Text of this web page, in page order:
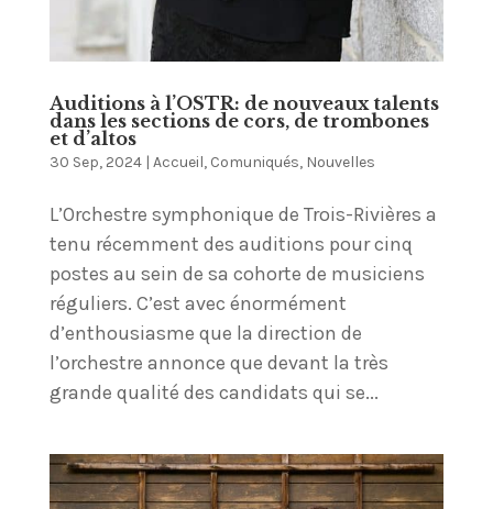
Auditions à l’OSTR: de nouveaux talents
dans les sections de cors, de trombones
et d’altos
30 Sep, 2024| Accueil, Comuniqués, Nouvelles
L’Orchestre symphonique de Trois-Rivières a
tenu récemment des auditions pour cinq
postes au sein de sa cohorte de musiciens
réguliers. C’est avec énormément
d’enthousiasme que la direction de
l’orchestre annonce que devant la très
grande qualité des candidats qui se...